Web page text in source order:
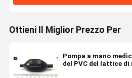
Ottieni Il Miglior Prezzo Per
Pompa a mano
del PVC del lattice